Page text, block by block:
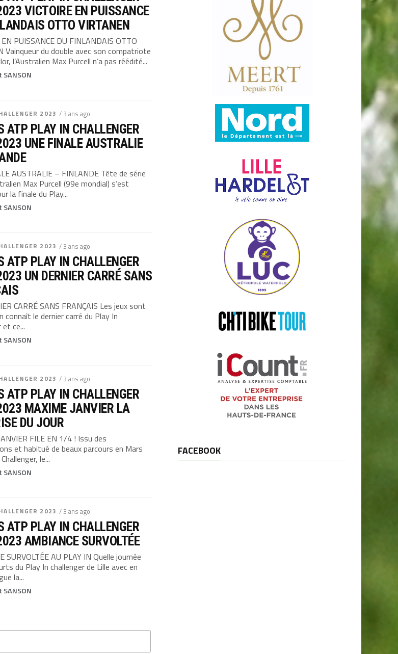
VICTOIRE EN PUISSANCE
OTTO VIRTANEN
PUISSANCE DU FINLANDAIS OTTO
Vainqueur du double avec son compatriote
l’Australien Max Purcell n’a pas réédité...
2023 / 3 ans ago
ATP PLAY IN CHALLENGER
UNE FINALE AUSTRALIE
AUSTRALIE – FINLANDE Tête de série
Max Purcell (99e mondial) s’est
la finale du Play...
2023 / 3 ans ago
ATP PLAY IN CHALLENGER
UN DERNIER CARRÉ SANS
CARRÉ SANS FRANÇAIS Les jeux sont
le dernier carré du Play In
et ce...
2023 / 3 ans ago
ATP PLAY IN CHALLENGER
MAXIME JANVIER LA
DU JOUR
FILE EN 1/4 ! Issu des
et habitué de beaux parcours en Mars
le...
2023 / 3 ans ago
ATP PLAY IN CHALLENGER
AMBIANCE SURVOLTÉE
SURVOLTÉE AU PLAY IN Quelle journée
du Play In challenger de Lille avec en
la...
FACEBOOK